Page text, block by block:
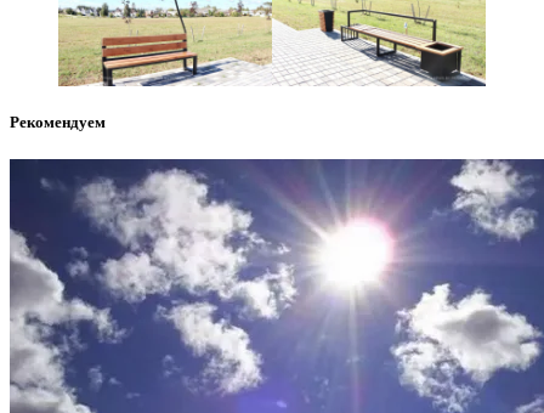
Рекомендуем